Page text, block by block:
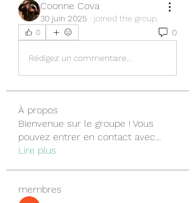
Coonne Cova
30 juin 2025 · joined the group.
0 0
Rédigez un commentaire...
À propos
Bienvenue sur le groupe ! Vous
pouvez entrer en contact avec...
Lire plus
membres